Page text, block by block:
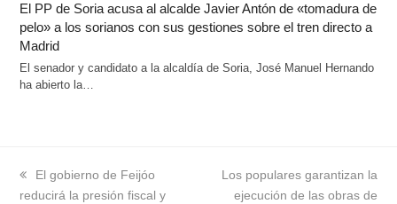
El PP de Soria acusa al alcalde Javier Antón de «tomadura de
pelo» a los sorianos con sus gestiones sobre el tren directo a
Madrid
El senador y candidato a la alcaldía de Soria, José Manuel Hernando
ha abierto la…
previous
post:
El gobierno de Feijóo
reducirá la presión fiscal y
next
post:
Los populares garantizan la
ejecución de las obras de